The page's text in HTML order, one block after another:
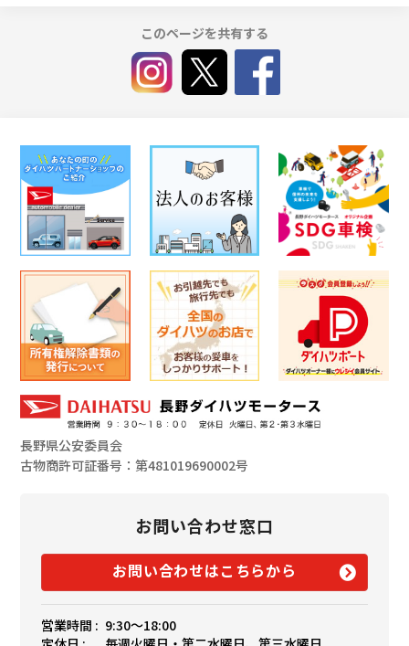
このページを共有する
長野県公安委員会
古物商許可証番号：第481019690002号
お問い合わせ窓口
お問い合わせはこちらから
営業時間 : 9:30〜18:00